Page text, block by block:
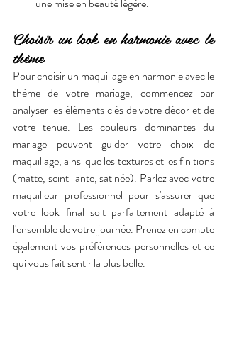
une mise en beauté légère.
Choisir un look en harmonie avec le
thème
Pour choisir un maquillage en harmonie avec le
thème de votre mariage, commencez par
analyser les éléments clés de votre décor et de
votre tenue. Les couleurs dominantes du
mariage peuvent guider votre choix de
maquillage, ainsi que les textures et les finitions
(matte, scintillante, satinée). Parlez avec votre
maquilleur professionnel pour s'assurer que
votre look final soit parfaitement adapté à
l'ensemble de votre journée. Prenez en compte
également vos préférences personnelles et ce
qui vous fait sentir la plus belle.